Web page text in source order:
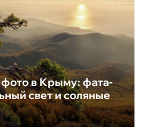
в Крыму: фата-
свет и соляные